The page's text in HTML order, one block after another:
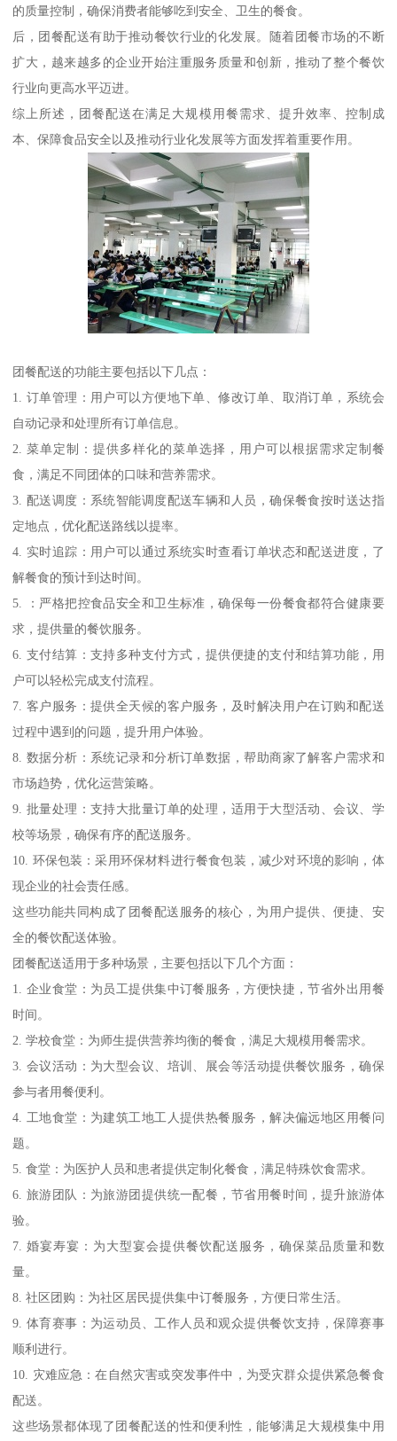
的质量控制，确保消费者能够吃到安全、卫生的餐食。
后，团餐配送有助于推动餐饮行业的化发展。随着团餐市场的不断
扩大，越来越多的企业开始注重服务质量和创新，推动了整个餐饮
行业向更高水平迈进。
综上所述，团餐配送在满足大规模用餐需求、提升效率、控制成
本、保障食品安全以及推动行业化发展等方面发挥着重要作用。
团餐配送的功能主要包括以下几点：
1. 订单管理：用户可以方便地下单、修改订单、取消订单，系统会
自动记录和处理所有订单信息。
2. 菜单定制：提供多样化的菜单选择，用户可以根据需求定制餐
食，满足不同团体的口味和营养需求。
3. 配送调度：系统智能调度配送车辆和人员，确保餐食按时送达指
定地点，优化配送路线以提率。
4. 实时追踪：用户可以通过系统实时查看订单状态和配送进度，了
解餐食的预计到达时间。
5. ：严格把控食品安全和卫生标准，确保每一份餐食都符合健康要
求，提供量的餐饮服务。
6. 支付结算：支持多种支付方式，提供便捷的支付和结算功能，用
户可以轻松完成支付流程。
7. 客户服务：提供全天候的客户服务，及时解决用户在订购和配送
过程中遇到的问题，提升用户体验。
8. 数据分析：系统记录和分析订单数据，帮助商家了解客户需求和
市场趋势，优化运营策略。
9. 批量处理：支持大批量订单的处理，适用于大型活动、会议、学
校等场景，确保有序的配送服务。
10. 环保包装：采用环保材料进行餐食包装，减少对环境的影响，体
现企业的社会责任感。
这些功能共同构成了团餐配送服务的核心，为用户提供、便捷、安
全的餐饮配送体验。
团餐配送适用于多种场景，主要包括以下几个方面：
1. 企业食堂：为员工提供集中订餐服务，方便快捷，节省外出用餐
时间。
2. 学校食堂：为师生提供营养均衡的餐食，满足大规模用餐需求。
3. 会议活动：为大型会议、培训、展会等活动提供餐饮服务，确保
参与者用餐便利。
4. 工地食堂：为建筑工地工人提供热餐服务，解决偏远地区用餐问
题。
5. 食堂：为医护人员和患者提供定制化餐食，满足特殊饮食需求。
6. 旅游团队：为旅游团提供统一配餐，节省用餐时间，提升旅游体
验。
7. 婚宴寿宴：为大型宴会提供餐饮配送服务，确保菜品质量和数
量。
8. 社区团购：为社区居民提供集中订餐服务，方便日常生活。
9. 体育赛事：为运动员、工作人员和观众提供餐饮支持，保障赛事
顺利进行。
10. 灾难应急：在自然灾害或突发事件中，为受灾群众提供紧急餐食
配送。
这些场景都体现了团餐配送的性和便利性，能够满足大规模集中用